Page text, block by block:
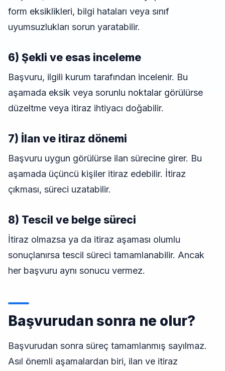
form eksiklikleri, bilgi hataları veya sınıf
uyumsuzlukları sorun yaratabilir.
6) Şekli ve esas inceleme
Başvuru, ilgili kurum tarafından incelenir. Bu
aşamada eksik veya sorunlu noktalar görülürse
düzeltme veya itiraz ihtiyacı doğabilir.
7) İlan ve itiraz dönemi
Başvuru uygun görülürse ilan sürecine girer. Bu
aşamada üçüncü kişiler itiraz edebilir. İtiraz
çıkması, süreci uzatabilir.
8) Tescil ve belge süreci
İtiraz olmazsa ya da itiraz aşaması olumlu
sonuçlanırsa tescil süreci tamamlanabilir. Ancak
her başvuru aynı sonucu vermez.
Başvurudan sonra ne olur?
Başvurudan sonra süreç tamamlanmış sayılmaz.
Asıl önemli aşamalardan biri, ilan ve itiraz